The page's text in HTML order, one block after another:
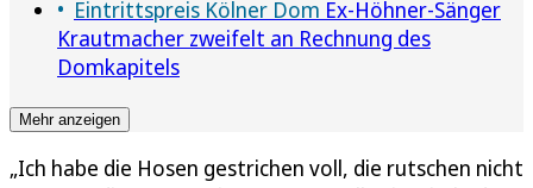
Eintrittspreis Kölner Dom Ex-Höhner-Sänger
Krautmacher zweifelt an Rechnung des
Domkapitels
Mehr anzeigen
„Ich habe die Hosen gestrichen voll, die rutschen nicht